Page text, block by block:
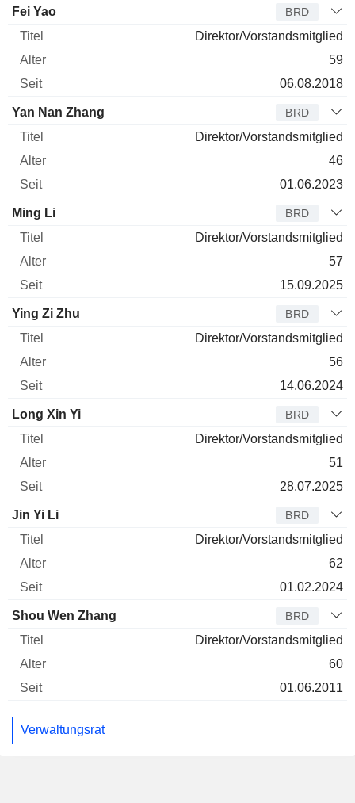
Fei Yao BRD
Direktor/Vorstandsmitglied
59
06.08.2018
Yan Nan Zhang BRD
Direktor/Vorstandsmitglied
46
01.06.2023
Ming Li BRD
Direktor/Vorstandsmitglied
57
15.09.2025
Ying Zi Zhu BRD
Direktor/Vorstandsmitglied
56
14.06.2024
Long Xin Yi BRD
Direktor/Vorstandsmitglied
51
28.07.2025
Jin Yi Li BRD
Direktor/Vorstandsmitglied
62
01.02.2024
Shou Wen Zhang BRD
Direktor/Vorstandsmitglied
60
01.06.2011
Verwaltungsrat